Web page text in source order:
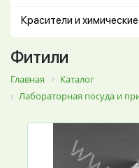
Красители и
Фитили
Главная
Каталог
Лабораторная посуда и